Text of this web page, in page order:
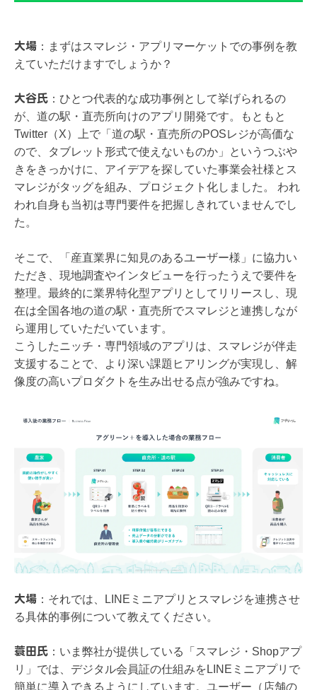
大場 ： まずはスマレジ・アプリマーケットでの事例を教
えていただけますでしょうか？
大谷氏 ： ひとつ代表的な成功事例として挙げられるの
が、道の駅・直売所向けのアプリ開発です。もともと
Twitter（X）上で「道の駅・直売所のPOSレジが高価な
ので、タブレット形式で使えないものか」というつぶや
きをきっかけに、アイデアを探していた事業会社様とス
マレジがタッグを組み、プロジェクト化しました。 われ
われ自身も当初は専門要件を把握しきれていませんでし
た。
そこで、「産直業界に知見のあるユーザー様」に協力い
ただき、現地調査やインタビューを行ったうえで要件を
整理。最終的に業界特化型アプリとしてリリースし、現
在は全国各地の道の駅・直売所でスマレジと連携しなが
ら運用していただいています。
こうしたニッチ・専門領域のアプリは、スマレジが伴走
支援することで、より深い課題ヒアリングが実現し、解
像度の高いプロダクトを生み出せる点が強みですね。
大場 ： それでは、LINEミニアプリとスマレジを連携させ
る具体的事例について教えてください。
蓑田氏 ： いま弊社が提供している「スマレジ・Shopアプ
リ」では、デジタル会員証の仕組みをLINEミニアプリで
簡単に導入できるようにしています。ユーザー（店舗の